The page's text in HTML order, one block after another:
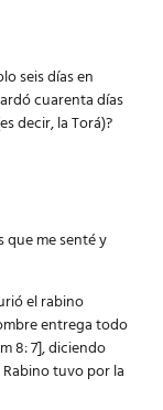
seis días en
cuarenta días
decir, la Torá)?
que me senté y
el rabino
entrega todo
8: 7], diciendo
tuvo por la